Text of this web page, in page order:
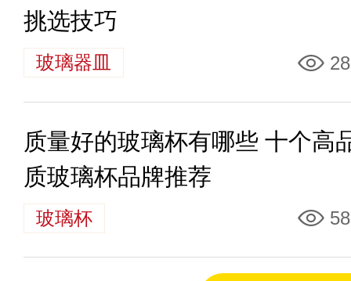
挑选技巧
玻璃器皿
质量好的玻璃杯有哪些 十个高
质玻璃杯品牌推荐
玻璃杯